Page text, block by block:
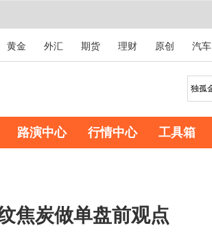
黄金 外汇 期货 理财 原创 汽车
路演中心 行情中心 工具箱
焦炭做单盘前观点